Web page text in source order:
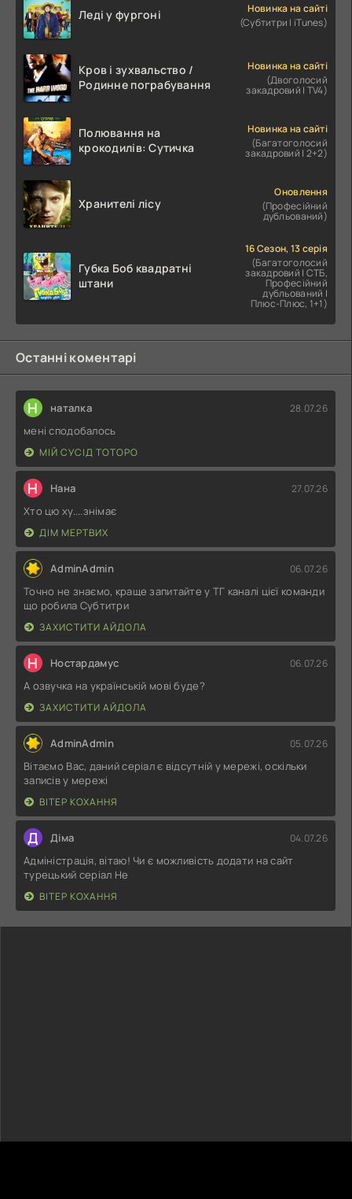
Леді у фургоні
Новинка на сайті
(Субтитри | iTunes)
Кров і зухвальство /
Родинне пограбування
Новинка на сайті
(Двоголосий
закадровий | TV4)
Полювання на
крокодилів: Сутичка
Новинка на сайті
(Багатоголосий
закадровий | 2+2)
Хранителі лісу
Оновлення
(Професійний
дубльований)
Губка Боб квадратні
штани
16 Сезон, 13 серія
(Багатоголосий
закадровий | СТБ,
Професійний
дубльований |
Плюс-Плюс, 1+1)
Останні коментарі
Н наталка 28.07.26
мені сподобалось
МІЙ СУСІД ТОТОРО
Н Нана 27.07.26
Хто цю ху....знімає
ДІМ МЕРТВИХ
AdminAdmin 06.07.26
Точно не знаємо, краще запитайте у ТГ каналі цієї команди
що робила Субтитри
ЗАХИСТИТИ АЙДОЛА
Н Ностардамус 06.07.26
А озвучка на українській мові буде?
ЗАХИСТИТИ АЙДОЛА
AdminAdmin 05.07.26
Вітаємо Вас, даний серіал є відсутній у мережі, оскільки
записів у мережі
ВІТЕР КОХАННЯ
Д Діма 04.07.26
Адміністрація, вітаю! Чи є можливість додати на сайт
турецький серіал Не
ВІТЕР КОХАННЯ